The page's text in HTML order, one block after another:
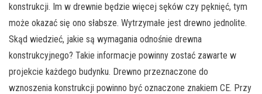
konstrukcji. Im w drewnie będzie więcej sęków czy pęknięć, tym
może okazać się ono słabsze. Wytrzymałe jest drewno jednolite.
Skąd wiedzieć, jakie są wymagania odnośnie drewna
konstrukcyjnego? Takie informacje powinny zostać zawarte w
projekcie każdego budynku. Drewno przeznaczone do
wznoszenia konstrukcji powinno być oznaczone znakiem CE. Przy